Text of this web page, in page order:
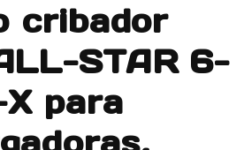
cribador
STAR 6-
para